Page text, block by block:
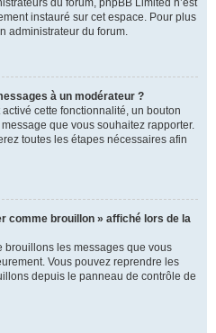
du forum, phpBB Limited n’est
instauré sur cet espace. Pour plus
administrateur du forum.
à un modérateur ?
cette fonctionnalité, un bouton
que vous souhaitez rapporter.
toutes les étapes nécessaires afin
comme brouillon » affiché lors de la
brouillons les messages que vous
Vous pouvez reprendre les
depuis le panneau de contrôle de